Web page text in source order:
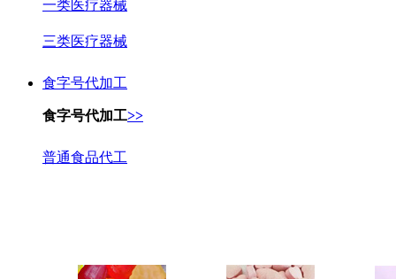
一类医疗器械
三类医疗器械
食字号代加工
食字号代加工>>
普通食品代工